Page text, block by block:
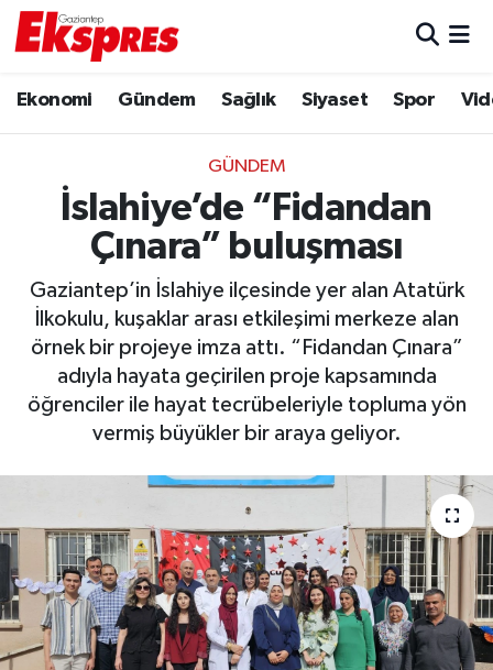
Ekonomi Gündem Sağlık Siyaset Spor
GÜNDEM
İslahiye’de “Fidandan
Çınara” buluşması
Gaziantep’in İslahiye ilçesinde yer alan Atatürk
İlkokulu, kuşaklar arası etkileşimi merkeze alan
örnek bir projeye imza attı. “Fidandan Çınara”
adıyla hayata geçirilen proje kapsamında
öğrenciler ile hayat tecrübeleriyle topluma yön
vermiş büyükler bir araya geliyor.
Ekonomi
Gaziantep son dakika
Genel
Gündem
Haberler
Magazin
Müzik
Piyasa
Resmi İlanlar
Trafik Durumu
Puan Durumu ve Fikstür
Tüm Manşetler
Son Dakika Haberleri
Haber Arşivi